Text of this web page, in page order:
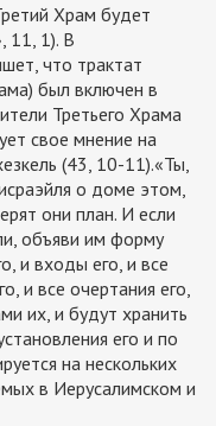
Храм будет
11, 1). В
что трактат
был включен в
Третьего Храма
свое мнение на
(43, 10-11).«Ты,
о доме этом,
они план. И если
объяви им форму
и входы его, и все
и все очертания его,
их, и будут хранить
его и по
на нескольких
в Иерусалимском и